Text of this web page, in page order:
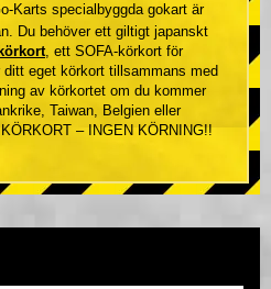
Karts specialbyggda gokart är
Du behöver ett giltigt japanskt
, ett SOFA-körkort för
eget körkort tillsammans med
av körkortet om du kommer
Taiwan, Belgien eller
– INGEN KÖRNING!!